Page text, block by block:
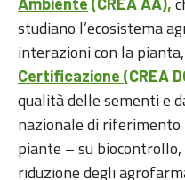
studiano l’ecosistema
interazioni con la
Certificazione (CREA
qualità delle sementi e
nazionale di
piante – su
riduzione degli